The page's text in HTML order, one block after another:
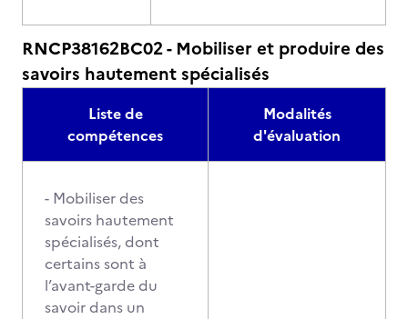
RNCP38162BC02 - Mobiliser et produire des
savoirs hautement spécialisés
Liste de
compétences
Modalités
d'évaluation
- Mobiliser des
savoirs hautement
spécialisés, dont
certains sont à
l’avant-garde du
savoir dans un